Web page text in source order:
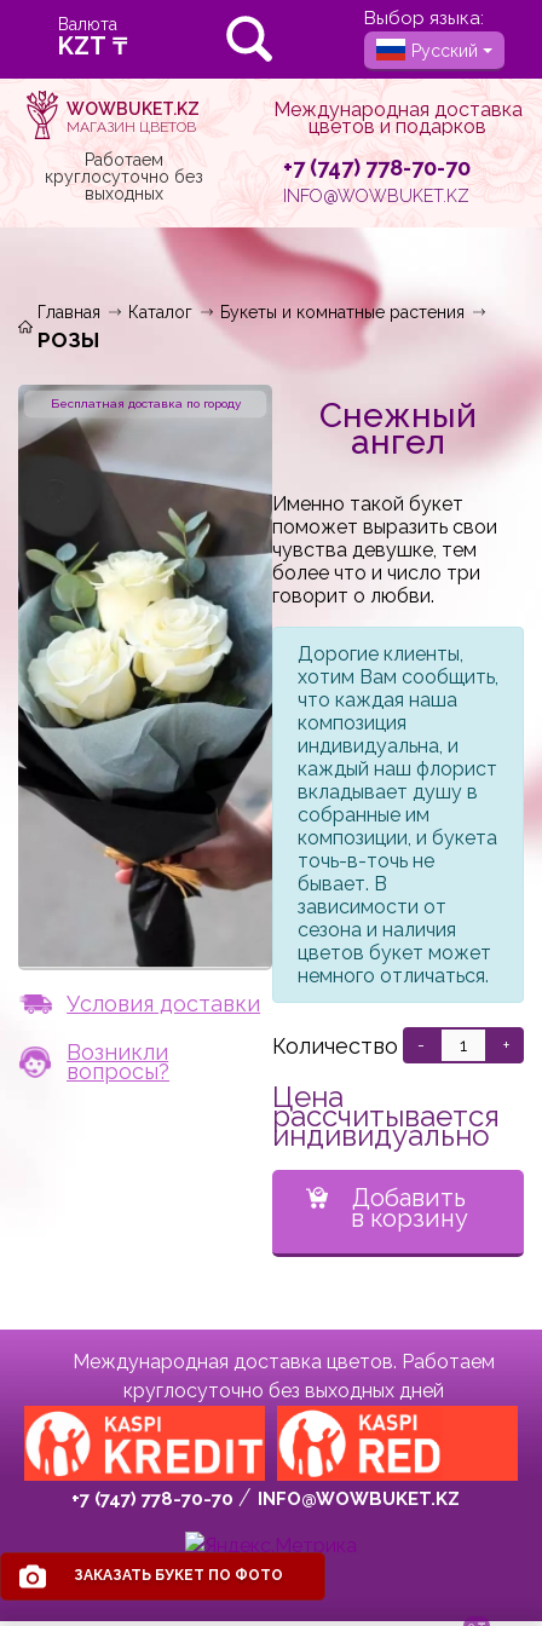
Валюта Выбор языка:
Русский
WOWBUKET.KZ
МАГАЗИН ЦВЕТОВ
Международная доставка
цветов и подарков
Работаем
круглосуточно без
выходных
+7 (747) 778-70-70
INFO@WOWBUKET.KZ
Главная Каталог Букеты и комнатные растения
РОЗЫ
Бесплатная доставка по городу
Условия доставки
Возникли
вопросы?
Снежный
ангел
Именно такой букет
поможет выразить свои
чувства девушке, тем
более что и число три
говорит о любви.
Дорогие клиенты,
хотим Вам сообщить,
что каждая наша
композиция
индивидуальна, и
каждый наш флорист
вкладывает душу в
собранные им
композиции, и букета
точь-в-точь не
бывает. В
зависимости от
сезона и наличия
цветов букет может
немного отличаться.
Количество - +
Цена
рассчитывается
индивидуально
Добавить
в корзину
Международная доставка цветов. Работаем
круглосуточно без выходных дней
+7 (747) 778-70-70 INFO@WOWBUKET.KZ
ЗАКАЗАТЬ БУКЕТ ПО ФОТО